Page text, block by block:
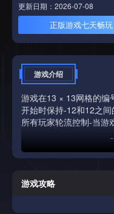
更新日期：2026-07-08
正版游戏七天畅玩
游戏介绍
游戏在13 × 13网格的编
开始时保持-12和12之间
所有玩家轮流控制-当游
游戏攻略